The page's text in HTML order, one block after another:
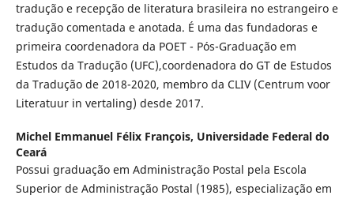
tradução e recepção de literatura brasileira no estrangeiro e
tradução comentada e anotada. É uma das fundadoras e
primeira coordenadora da POET - Pós-Graduação em
Estudos da Tradução (UFC),coordenadora do GT de Estudos
da Tradução de 2018-2020, membro da CLIV (Centrum voor
Literatuur in vertaling) desde 2017.
Michel Emmanuel Félix François, Universidade Federal do
Ceará
Possui graduação em Administração Postal pela Escola
Superior de Administração Postal (1985), especialização em